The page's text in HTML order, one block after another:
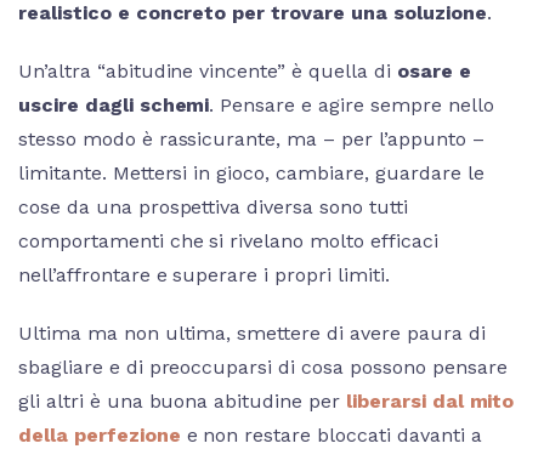
realistico e concreto per trovare una soluzione.
Un’altra “abitudine vincente” è quella di osare e
uscire dagli schemi. Pensare e agire sempre nello
stesso modo è rassicurante, ma – per l’appunto –
limitante. Mettersi in gioco, cambiare, guardare le
cose da una prospettiva diversa sono tutti
comportamenti che si rivelano molto efficaci
nell’affrontare e superare i propri limiti.
Ultima ma non ultima, smettere di avere paura di
sbagliare e di preoccuparsi di cosa possono pensare
gli altri è una buona abitudine per liberarsi dal mito
della perfezione e non restare bloccati davanti a